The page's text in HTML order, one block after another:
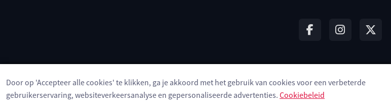
© 2026 NodeMapp BV
Door op 'Accepteer alle cookies' te klikken, ga je akkoord met het gebruik van cookies voor een verbeterde
gebruikerservaring, websiteverkeersanalyse en gepersonaliseerde advertenties. Cookiebeleid